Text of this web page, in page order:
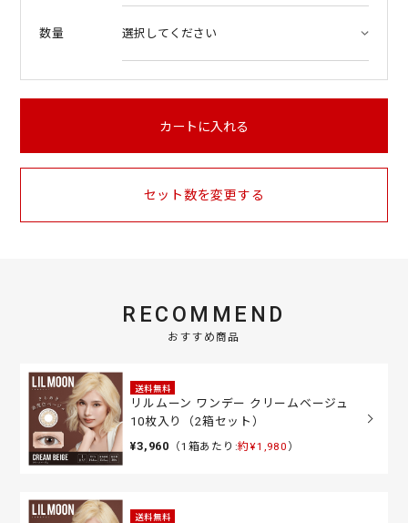
数量
カートに入れる
セット数を変更する
RECOMMEND
おすすめ商品
送料無料
リルムーン ワンデー クリームベージュ
10枚入り（2箱セット）
¥3,960 （1箱あたり:約¥1,980 ）
送料無料